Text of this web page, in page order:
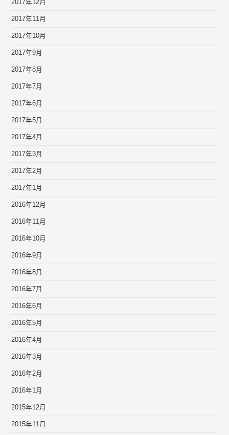
2017年12月
2017年11月
2017年10月
2017年9月
2017年8月
2017年7月
2017年6月
2017年5月
2017年4月
2017年3月
2017年2月
2017年1月
2016年12月
2016年11月
2016年10月
2016年9月
2016年8月
2016年7月
2016年6月
2016年5月
2016年4月
2016年3月
2016年2月
2016年1月
2015年12月
2015年11月